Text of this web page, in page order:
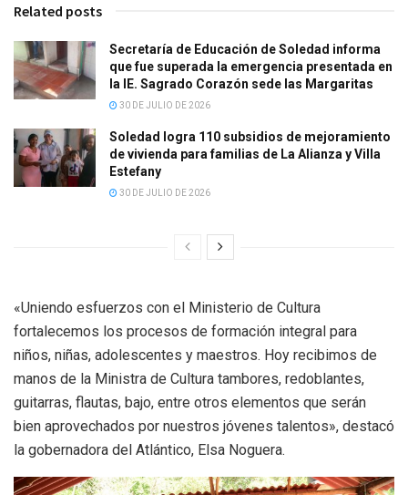
Related posts
Secretaría de Educación de Soledad informa
que fue superada la emergencia presentada en
la IE. Sagrado Corazón sede las Margaritas
30 DE JULIO DE 2026
Soledad logra 110 subsidios de mejoramiento
de vivienda para familias de La Alianza y Villa
Estefany
30 DE JULIO DE 2026
«Uniendo esfuerzos con el Ministerio de Cultura
fortalecemos los procesos de formación integral para
niños, niñas, adolescentes y maestros. Hoy recibimos de
manos de la Ministra de Cultura tambores, redoblantes,
guitarras, flautas, bajo, entre otros elementos que serán
bien aprovechados por nuestros jóvenes talentos», destacó
la gobernadora del Atlántico, Elsa Noguera.